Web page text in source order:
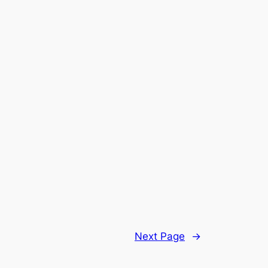
Next Page →